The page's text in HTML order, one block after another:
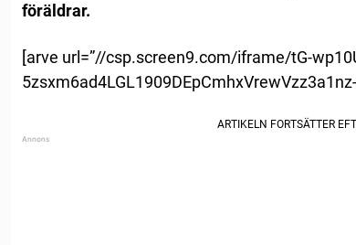
föräldrar.
[arve url=”//csp.screen9.com/iframe/tG-